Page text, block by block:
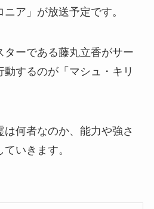
ニア」が放送予定です。
ターである藤丸立香がサー
するのが「マシュ・キリ
何者なのか、能力や強さ
いきます。